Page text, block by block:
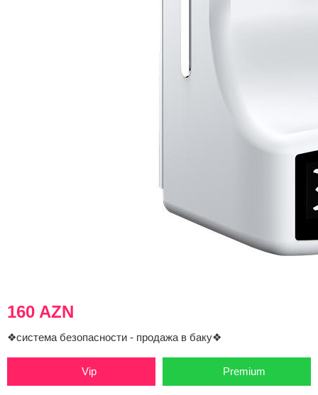
160 AZN
❖система безопасности - продажа в баку❖
Vip Premium